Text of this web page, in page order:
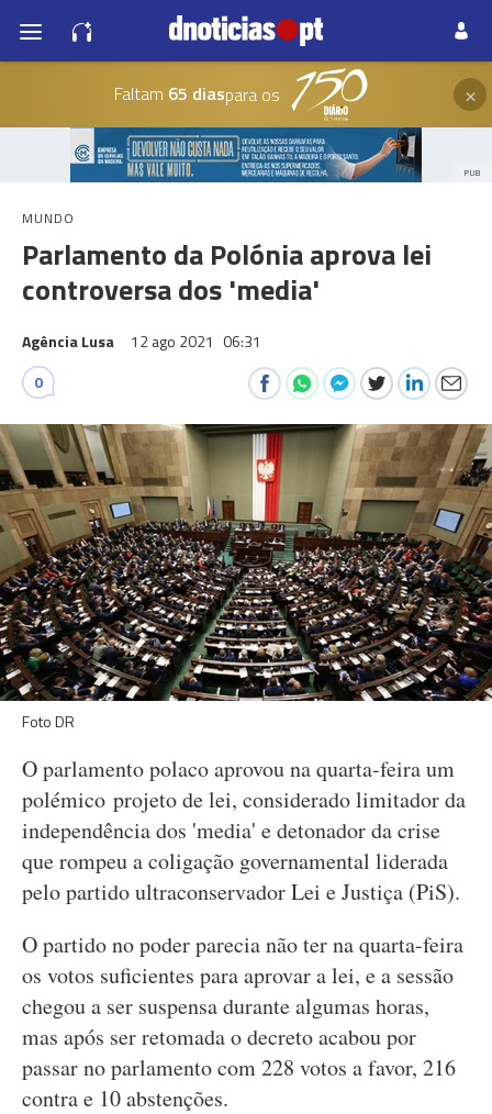
Faltam 65 diaspara os ×
PUB
MUNDO
Parlamento da Polónia aprova lei
controversa dos 'media'
Agência Lusa 12 ago 2021 06:31
0
Foto DR
O parlamento polaco aprovou na quarta-feira um
polémico projeto de lei, considerado limitador da
independência dos 'media' e detonador da crise
que rompeu a coligação governamental liderada
pelo partido ultraconservador Lei e Justiça (PiS).
O partido no poder parecia não ter na quarta-feira
os votos suficientes para aprovar a lei, e a sessão
chegou a ser suspensa durante algumas horas,
mas após ser retomada o decreto acabou por
passar no parlamento com 228 votos a favor, 216
contra e 10 abstenções.